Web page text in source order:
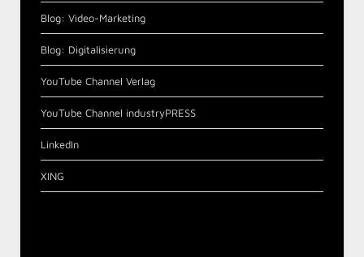
Blog: Video-Marketing
Blog: Digitalisierung
YouTube Channel Verlag
YouTube Channel industryPRESS
LinkedIn
XING